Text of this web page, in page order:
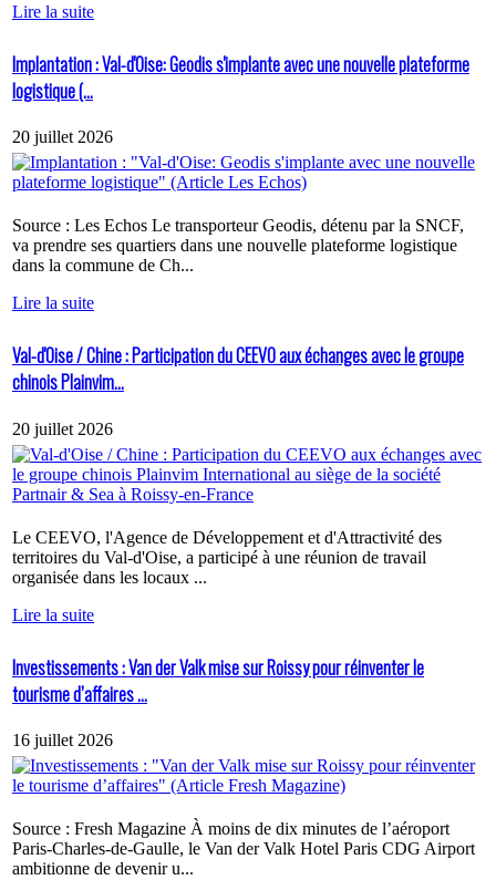
Lire la suite
Implantation : Val-d'Oise: Geodis s'implante avec une nouvelle plateforme
logistique (...
20 juillet 2026
Source : Les Echos Le transporteur Geodis, détenu par la SNCF,
va prendre ses quartiers dans une nouvelle plateforme logistique
dans la commune de Ch...
Lire la suite
Val-d'Oise / Chine : Participation du CEEVO aux échanges avec le groupe
chinois Plainvim...
20 juillet 2026
Le CEEVO, l'Agence de Développement et d'Attractivité des
territoires du Val-d'Oise, a participé à une réunion de travail
organisée dans les locaux ...
Lire la suite
Investissements : Van der Valk mise sur Roissy pour réinventer le
tourisme d’affaires ...
16 juillet 2026
Source : Fresh Magazine À moins de dix minutes de l’aéroport
Paris-Charles-de-Gaulle, le Van der Valk Hotel Paris CDG Airport
ambitionne de devenir u...